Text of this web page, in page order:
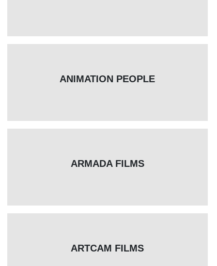
ANIMATION PEOPLE
ARMADA FILMS
ARTCAM FILMS